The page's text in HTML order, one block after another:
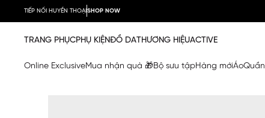
TIẾP NỐI HUYỀN THOẠISHOP NOW
TRANG PHỤCPHỤ KIỆNĐỒ DATHƯƠNG HIỆUACTIVE
Online ExclusiveMua nhận quà 🎁Bộ sưu tậpHàng mớiÁoQuần